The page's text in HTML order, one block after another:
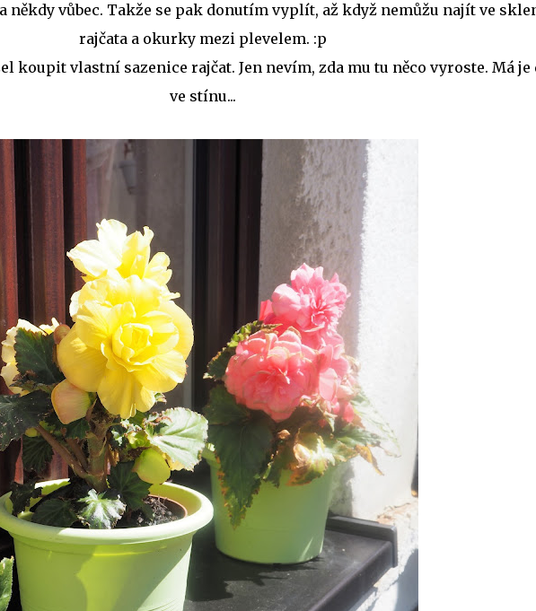
někdy vůbec. Takže se pak donutím vyplít, až když nemůžu najít ve
rajčata a okurky mezi plevelem. :p
koupit vlastní sazenice rajčat. Jen nevím, zda mu tu něco vyroste. Má je
ve stínu...